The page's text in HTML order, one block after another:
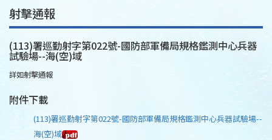
射擊通報
(113)署巡勤射字第022號-國防部軍備局規格鑑測中心兵器
試驗場--海(空)域
詳如射擊通報
附件下載
(113)署巡勤射字第022號-國防部軍備局規格鑑測中心兵器試驗場--
海(空)域